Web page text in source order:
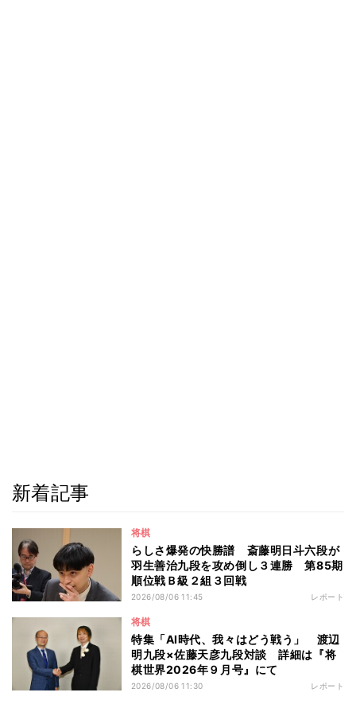
新着記事
将棋
らしさ爆発の快勝譜 斎藤明日斗六段が
羽生善治九段を攻め倒し３連勝 第85期
順位戦Ｂ級２組３回戦
2026/08/06 11:45 レポート
将棋
特集「AI時代、我々はどう戦う」 渡辺
明九段×佐藤天彦九段対談 詳細は『将
棋世界2026年９月号』にて
2026/08/06 11:30 レポート